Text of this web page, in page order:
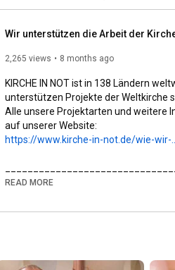
2,265 views 8 months ago
KIRCHE IN NOT ist in 138 Ländern
unterstützen Projekte der Weltkirche
Alle unsere Projektarten und weitere
https://www.kirche-in-not.de/wie-wir-...
✨ Mehr über KIRCHE IN NOT erfahren:
📘 Facebook: facebook.com/
Wir sind ein internationales
READ MORE